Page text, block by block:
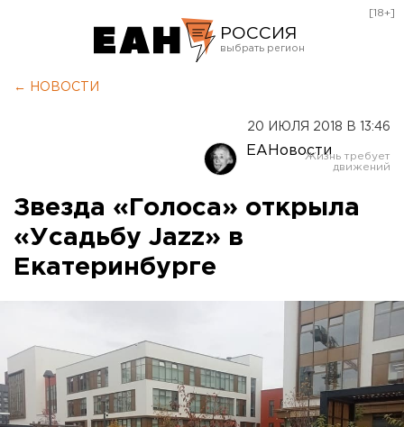
РОССИЯ
Оренбург
[18+]
← НОВОСТИ
20 ИЮЛЯ 2018 В 13:46
ЕАНовости
Звезда «Голоса» открыла
«Усадьбу Jazz» в
Екатеринбурге